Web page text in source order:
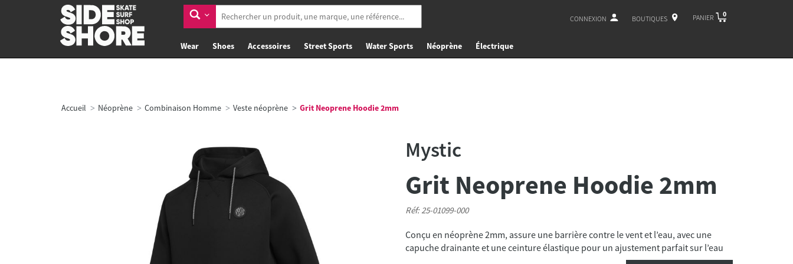
CONNEXION BOUTIQUES PANIER 0
Wear Shoes Accessoires Street Sports Water Sports Néoprène Électrique
Accueil Néoprène Combinaison Homme Veste néoprène Grit Neoprene Hoodie 2mm
Mystic
Grit Neoprene Hoodie 2mm
Réf: 25-01099-000
Conçu en néoprène 2mm, assure une barrière contre le vent et l’eau, avec une
capuche drainante et une ceinture élastique pour un ajustement parfait sur l’eau